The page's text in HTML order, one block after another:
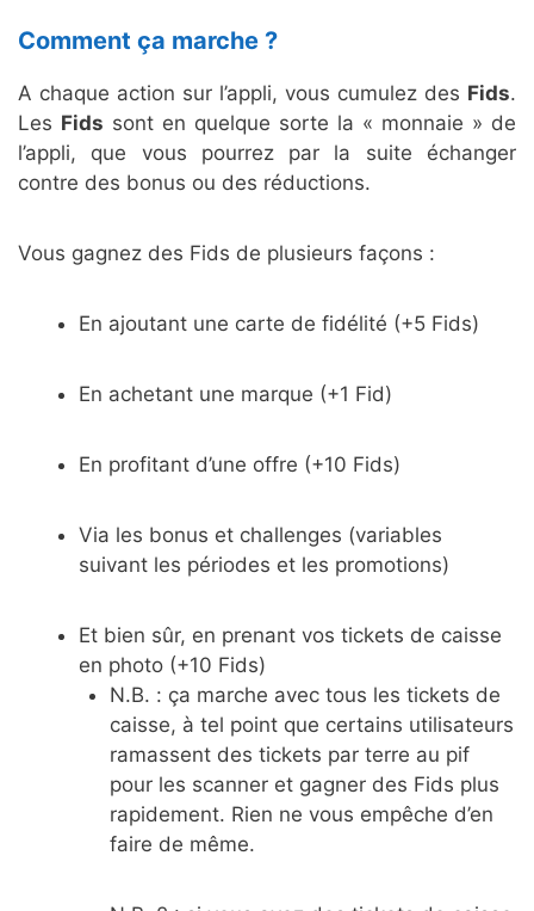
Comment ça marche ?
A chaque action sur l’appli, vous cumulez des Fids.
Les Fids sont en quelque sorte la « monnaie » de
l’appli, que vous pourrez par la suite échanger
contre des bonus ou des réductions.
Vous gagnez des Fids de plusieurs façons :
En ajoutant une carte de fidélité (+5 Fids)
En achetant une marque (+1 Fid)
En profitant d’une offre (+10 Fids)
Via les bonus et challenges (variables
suivant les périodes et les promotions)
Et bien sûr, en prenant vos tickets de caisse
en photo (+10 Fids)
N.B. : ça marche avec tous les tickets de
caisse, à tel point que certains utilisateurs
ramassent des tickets par terre au pif
pour les scanner et gagner des Fids plus
rapidement. Rien ne vous empêche d’en
faire de même.